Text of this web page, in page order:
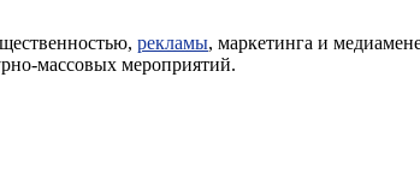
рекламы, маркетинга и
массовых мероприятий.